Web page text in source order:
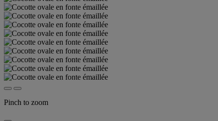
Pinch to zoom